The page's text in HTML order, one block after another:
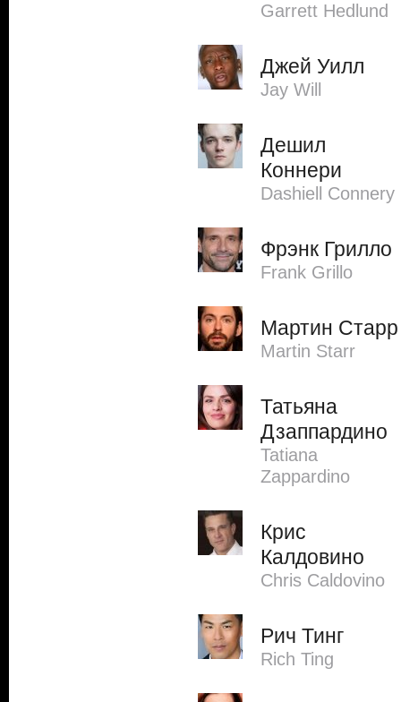
Garrett Hedlund
Джей Уилл
Jay Will
Дешил
Коннери
Dashiell Connery
Фрэнк Грилло
Frank Grillo
Мартин Старр
Martin Starr
Татьяна
Дзаппардино
Tatiana
Zappardino
Крис
Калдовино
Chris Caldovino
Рич Тинг
Rich Ting